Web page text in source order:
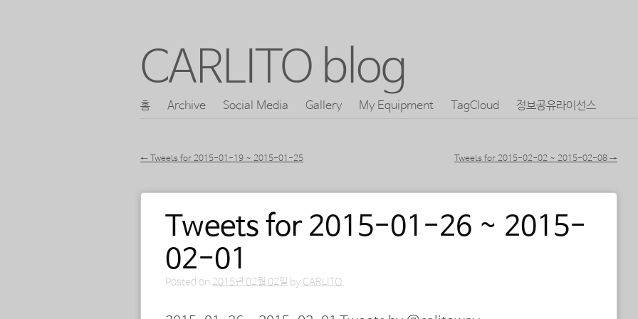
CARLITO blog
콘
바
홈 Archive Social Media Gallery My Equipment TagCloud 정보공유라이선스
포스트 내비게이션
← Tweets for 2015-01-19 ~ 2015-01-25 Tweets for 2015-02-02 ~ 2015-02-08 →
Tweets for 2015-01-26 ~ 2015-
02-01
Posted on 2015년 02월 02일 by CARLITO